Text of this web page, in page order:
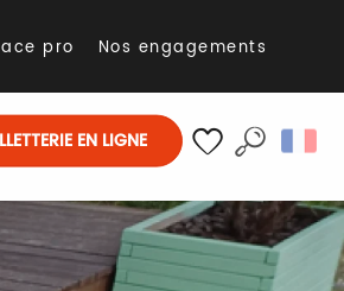
EN LIGNE
pro Nos engagements